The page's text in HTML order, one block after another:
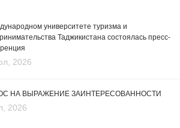
университете туризма и
Таджикистана состоялась пресс-
2026
НА ВЫРАЖЕНИЕ ЗАИНТЕРЕСОВАННОСТИ
2026